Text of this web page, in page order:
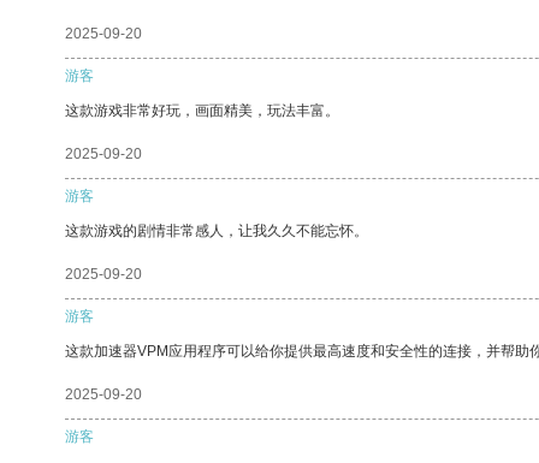
2025-09-20
游客
这款游戏非常好玩，画面精美，玩法丰富。
2025-09-20
游客
这款游戏的剧情非常感人，让我久久不能忘怀。
2025-09-20
游客
这款加速器VPM应用程序可以给你提供最高速度和安全性的连接，并帮助
2025-09-20
游客